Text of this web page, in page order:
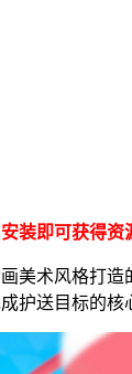
装即可获得资
美术风格打
护送目标的核